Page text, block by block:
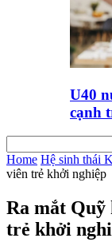
U40
cạnh
Home Hệ sinh thái
viên trẻ khởi nghiệp
Ra mắt Quỹ
trẻ khởi